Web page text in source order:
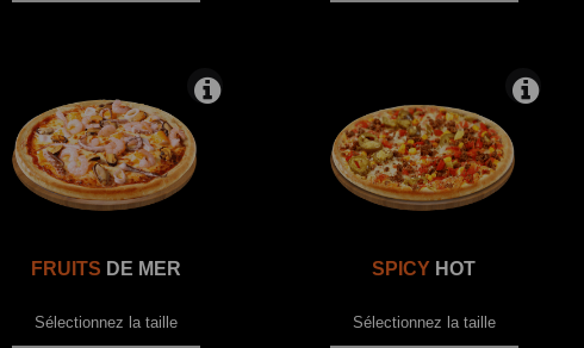
FRUITS DE MER
Sélectionnez la taille
SPICY HOT
Sélectionnez la taille